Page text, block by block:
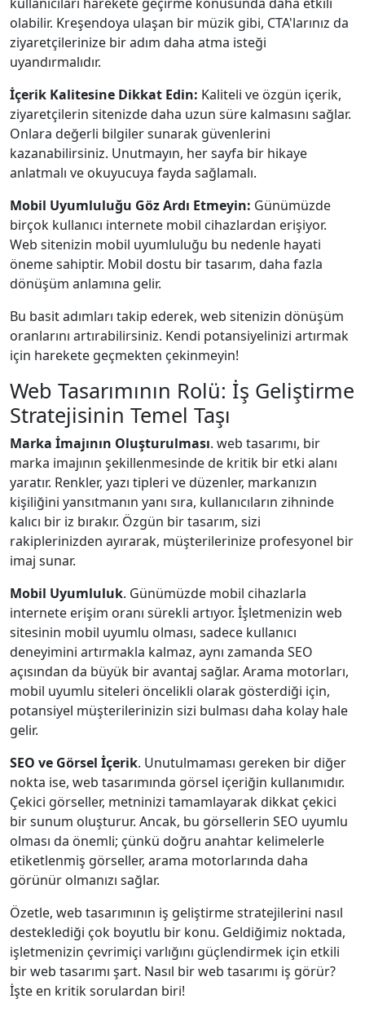
olabilir. Kreşendoya ulaşan bir müzik gibi, CTA'larınız da
ziyaretçilerinize bir adım daha atma isteği
uyandırmalıdır.
İçerik Kalitesine Dikkat Edin: Kaliteli ve özgün içerik,
ziyaretçilerin sitenizde daha uzun süre kalmasını sağlar.
Onlara değerli bilgiler sunarak güvenlerini
kazanabilirsiniz. Unutmayın, her sayfa bir hikaye
anlatmalı ve okuyucuya fayda sağlamalı.
Mobil Uyumluluğu Göz Ardı Etmeyin: Günümüzde
birçok kullanıcı internete mobil cihazlardan erişiyor.
Web sitenizin mobil uyumluluğu bu nedenle hayati
öneme sahiptir. Mobil dostu bir tasarım, daha fazla
dönüşüm anlamına gelir.
Bu basit adımları takip ederek, web sitenizin dönüşüm
oranlarını artırabilirsiniz. Kendi potansiyelinizi artırmak
için harekete geçmekten çekinmeyin!
Web Tasarımının Rolü: İş Geliştirme
Stratejisinin Temel Taşı
Marka İmajının Oluşturulması. web tasarımı, bir
marka imajının şekillenmesinde de kritik bir etki alanı
yaratır. Renkler, yazı tipleri ve düzenler, markanızın
kişiliğini yansıtmanın yanı sıra, kullanıcıların zihninde
kalıcı bir iz bırakır. Özgün bir tasarım, sizi
rakiplerinizden ayırarak, müşterilerinize profesyonel bir
imaj sunar.
Mobil Uyumluluk. Günümüzde mobil cihazlarla
internete erişim oranı sürekli artıyor. İşletmenizin web
sitesinin mobil uyumlu olması, sadece kullanıcı
deneyimini artırmakla kalmaz, aynı zamanda SEO
açısından da büyük bir avantaj sağlar. Arama motorları,
mobil uyumlu siteleri öncelikli olarak gösterdiği için,
potansiyel müşterilerinizin sizi bulması daha kolay hale
gelir.
SEO ve Görsel İçerik. Unutulmaması gereken bir diğer
nokta ise, web tasarımında görsel içeriğin kullanımıdır.
Çekici görseller, metninizi tamamlayarak dikkat çekici
bir sunum oluşturur. Ancak, bu görsellerin SEO uyumlu
olması da önemli; çünkü doğru anahtar kelimelerle
etiketlenmiş görseller, arama motorlarında daha
görünür olmanızı sağlar.
Özetle, web tasarımının iş geliştirme stratejilerini nasıl
desteklediği çok boyutlu bir konu. Geldiğimiz noktada,
işletmenizin çevrimiçi varlığını güçlendirmek için etkili
bir web tasarımı şart. Nasıl bir web tasarımı iş görür?
İşte en kritik sorulardan biri!